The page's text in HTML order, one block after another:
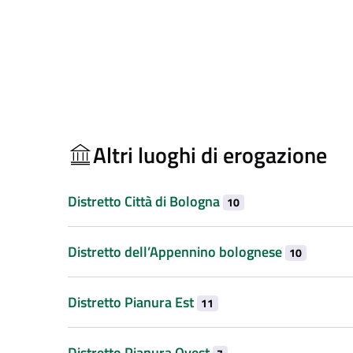
Altri luoghi di erogazione
Distretto Città di Bologna 10
Distretto dell’Appennino bolognese 10
Distretto Pianura Est 11